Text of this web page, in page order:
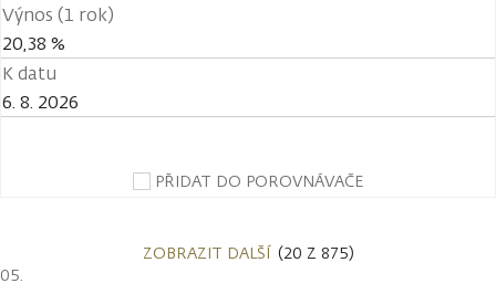
Výnos (1 rok)
20,38 %
K datu
6. 8. 2026
PŘIDAT DO POROVNÁVAČE
ZOBRAZIT DALŠÍ (20 Z 875)